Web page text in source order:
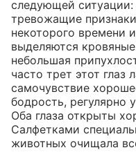
следующей
тревожащие
некоторого времени
выделяются
небольшая
часто трет этот глаз
самочувствие
бодрость, регулярно
Оба глаза открыты
Салфетками
животных очищала